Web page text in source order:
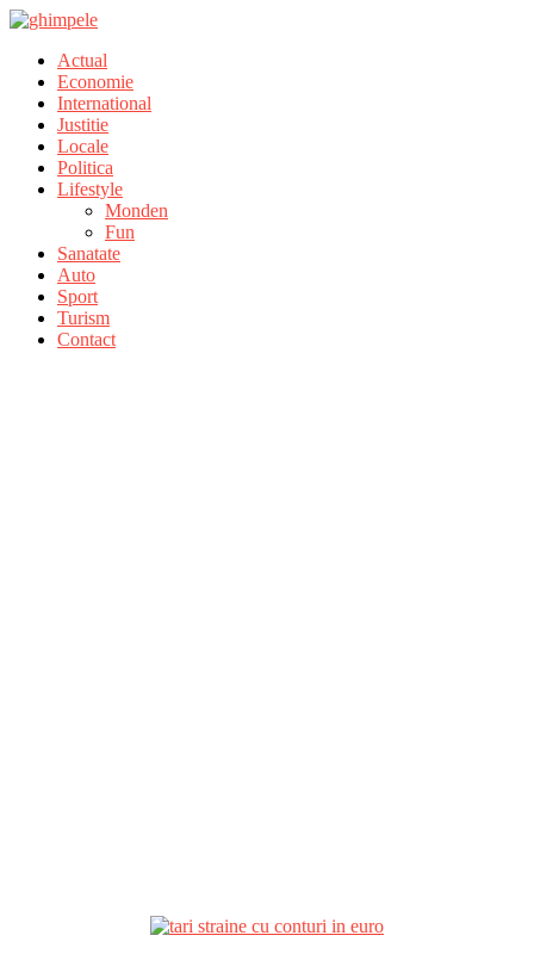
Actual
Economie
International
Justitie
Locale
Politica
Lifestyle
Monden
Fun
Sanatate
Auto
Sport
Turism
Contact